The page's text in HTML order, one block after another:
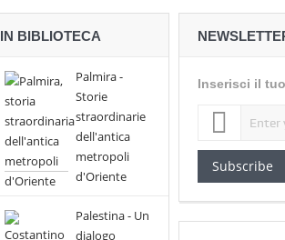
IN BIBLIOTECA
Palmira -
Storie
straordinarie
dell'antica
metropoli
d'Oriente
Palestina - Un
dialogo
Inserisci il
Subscribe